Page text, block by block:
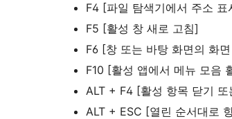
F4 [파일 탐색기에서 주소 표
F5 [활성 창 새로 고침]
F6 [창 또는 바탕 화면의 화
F10 [활성 앱에서 메뉴 모음
ALT + F4 [활성 항목 닫기 또
ALT + ESC [열린 순서대로